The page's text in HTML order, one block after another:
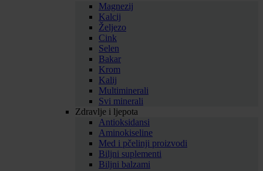
Magnezij
Kalcij
Željezo
Cink
Selen
Bakar
Krom
Kalij
Multiminerali
Svi minerali
Zdravlje i ljepota
Antioksidansi
Aminokiseline
Med i pčelinji proizvodi
Biljni suplementi
Biljni balzami